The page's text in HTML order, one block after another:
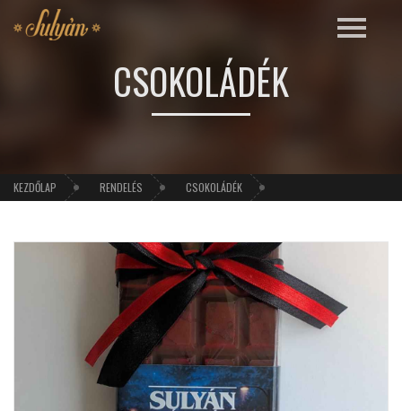
CSOKOLÁDÉK
KEZDŐLAP RENDELÉS CSOKOLÁDÉK